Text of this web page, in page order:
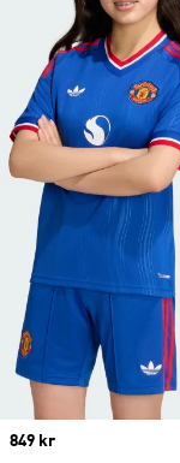
Price
849 kr